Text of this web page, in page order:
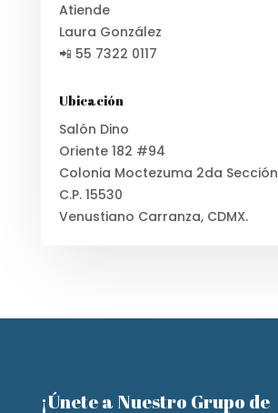
Atiende
Laura González
📲 55 7322 0117
Ubicación
Salón Dino
Oriente 182 #94
Colonia Moctezuma 2da Sección
C.P. 15530
Venustiano Carranza, CDMX.
¡Únete a Nuestro Grupo de